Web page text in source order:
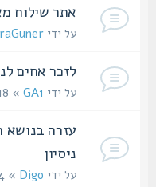
אתר שילוח
על ידיIsraGuner» 18 ספטמבר 2018, 07:44
לזכר אחים
על ידיGA1 » 18 אפריל 2018, 09:18
עזרה בנושא
ניסיון
על ידיDigo » 04 מאי 2018, 11:45